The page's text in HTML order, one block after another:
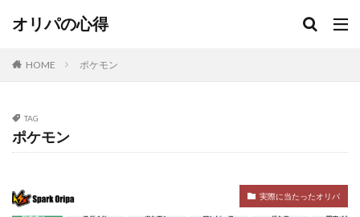
オリパの心得
HOME ポケモン
TAG
ポケモン
実際に当たったオリパ